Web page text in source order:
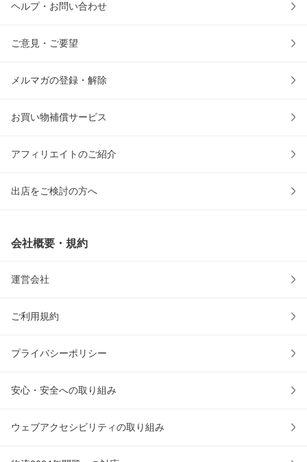
ヘルプ・お問い合わせ
ご意見・ご要望
メルマガの登録・解除
お買い物補償サービス
アフィリエイトのご紹介
出店をご検討の方へ
会社概要・規約
運営会社
ご利用規約
プライバシーポリシー
安心・安全への取り組み
ウェブアクセシビリティの取り組み